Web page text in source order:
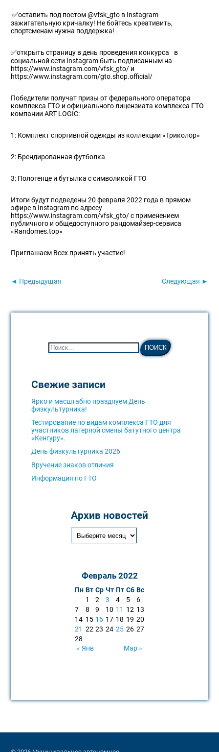
✅оставить под постом @vfsk_gto в Instagram
зажигательную кричалку! Не бойтесь креативить,
спортсменам нужна поддержка!
✅открыть страницу в день проведения конкурса⠀в
социальной сети Instagram быть подписанным на
https://www.instagram.com/vfsk_gto/ и
https://www.instagram.com/gto.shop.official/
Победители получат призы от федерального оператора
комплекса ГТО и официального лицензиата комплекса ГТО
компании ART LOGIC:
1: Комплект спортивной одежды из коллекции «Триколор»
2: Брендированная футболка
3: Полотенце и бутылка с символикой ГТО
Итоги будут подведены 20 февраля 2022 года в прямом
эфире в Instagram по адресу
https://www.instagram.com/vfsk_gto/ с применением
публичного и общедоступного рандомайзер-сервиса
«Randomes.top»
Приглашаем Всех принять участие!
◄ Предыдущая Следующая ►
Свежие записи
Ярко и масштабно празднуем День
физкультурника!
Тестирование по видам комплекса ГТО для
участников лагерной смены батутного центра
«Кенгуру».
День физкультурника 2026
Вручение знаков отличия
Информация по ГТО
Архив новостей
Февраль 2022
Пн Вт Ср Чт Пт Сб Вс
1
2 3 4 5
6
7
8 9 10 11 12 13
14 15 16 17 18 19 20
21 22 23 24 25 26 27
28
« Янв
Мар »